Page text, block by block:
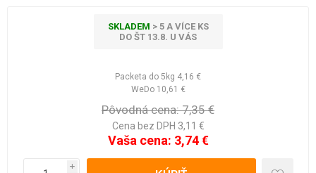
SKLADEM > 5 A VÍCE KS
DO ŠT 13.8. U VÁS
Packeta do 5kg 4,16 €
WeDo 10,61 €
Pôvodná cena: 7,35 €
Cena bez DPH 3,11 €
Vaša cena: 3,74 €
i